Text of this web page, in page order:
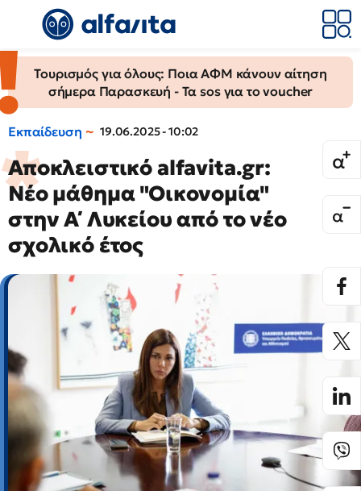
Τουρισμός για όλους: Ποια ΑΦΜ κάνουν αίτηση
σήμερα Παρασκευή - Τα sos για το voucher
Εκπαίδευση 19.06.2025 - 10:02
Αποκλειστικό alfavita.gr:
Νέο μάθημα "Οικονομία"
στην Α΄ Λυκείου από το νέο
σχολικό έτος